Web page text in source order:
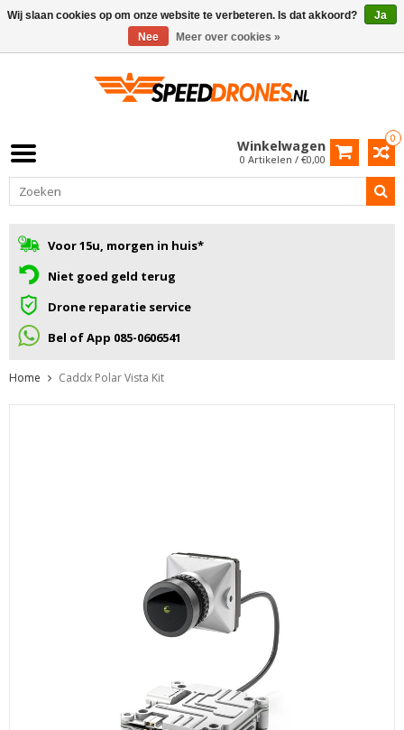
0
Winkelwagen
0 Artikelen / €0,00
Voor 15u, morgen in huis*
Niet goed geld terug
Drone reparatie service
Bel of App 085-0606541
Home Caddx Polar Vista Kit
Wij slaan cookies op om onze website te verbeteren. Is dat akkoord?
Ja
Nee
Meer over cookies »